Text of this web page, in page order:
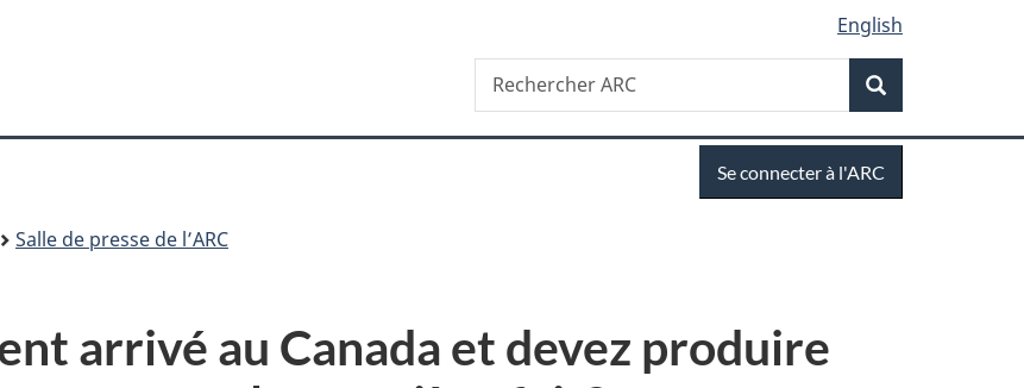
sujet
HTML
English
Recherche
Rechercher
ARC
Se connecter à l'ARC
Salle de presse de l’ARC
arrivé au Canada et devez produire